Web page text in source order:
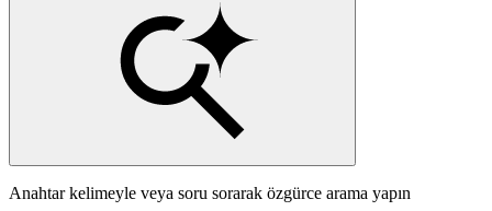
Anahtar kelimeyle veya soru sorarak özgürce arama yapın